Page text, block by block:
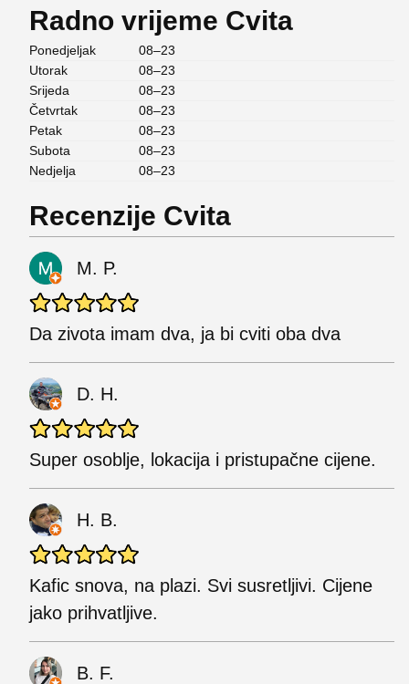
Radno vrijeme Cvita
Ponedjeljak
08–23
Utorak
08–23
Srijeda
08–23
Četvrtak
08–23
Petak
08–23
Subota
08–23
Nedjelja
08–23
Recenzije Cvita
M. P.
Da zivota imam dva, ja bi cviti oba dva
D. H.
Super osoblje, lokacija i pristupačne cijene.
H. B.
Kafic snova, na plazi. Svi susretljivi. Cijene
jako prihvatljive.
B. F.